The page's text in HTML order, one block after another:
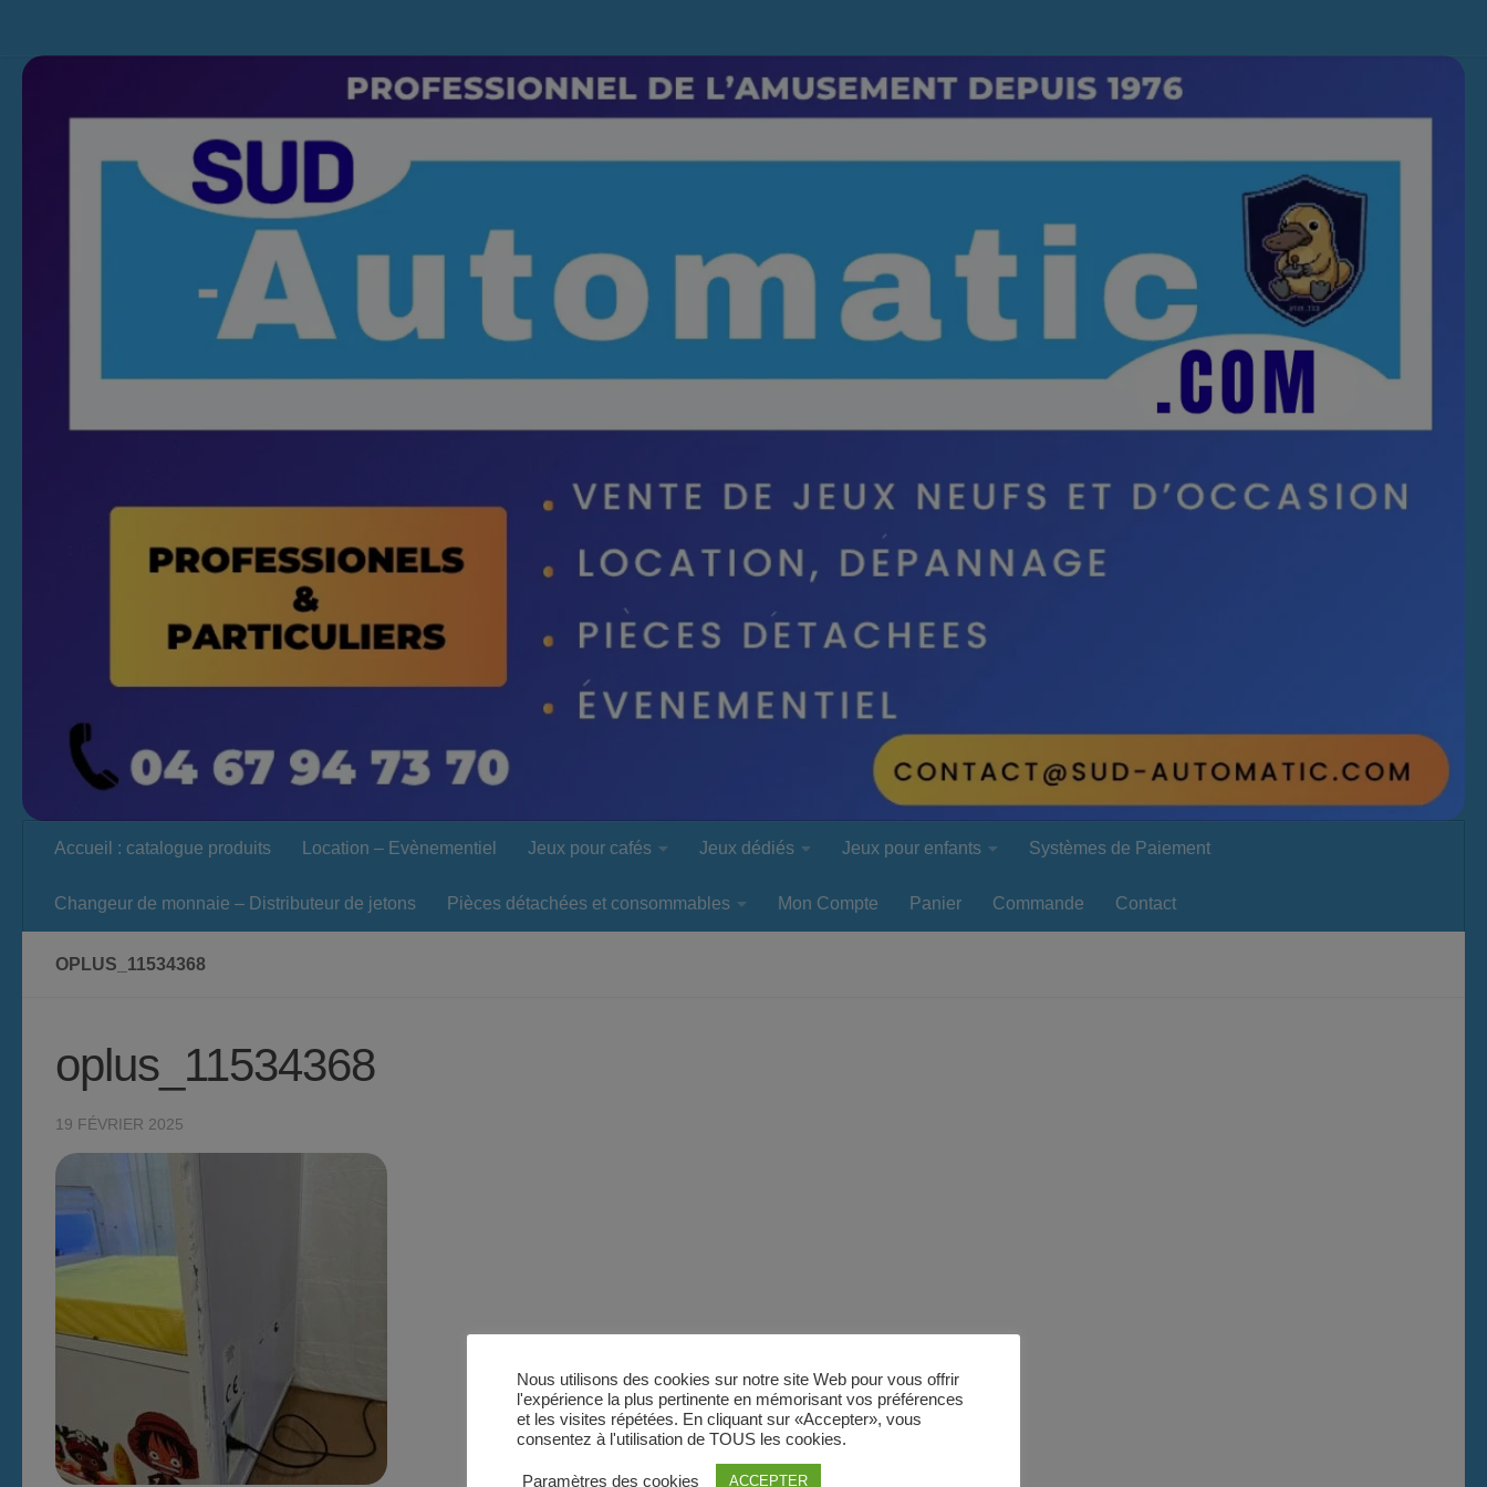
Accueil : catalogue produits Location – Evènementiel Jeux pour cafés Jeux dédiés Jeux pour enfants Systèmes de Paiement
Changeur de monnaie – Distributeur de jetons Pièces détachées et consommables Mon Compte Panier Commande Contact
OPLUS_11534368
oplus_11534368
19 FÉVRIER 2025
Nous utilisons des cookies sur notre site Web pour vous offrir
l'expérience la plus pertinente en mémorisant vos préférences
et les visites répétées. En cliquant sur «Accepter», vous
consentez à l'utilisation de TOUS les cookies.
Paramètres des cookies ACCEPTER